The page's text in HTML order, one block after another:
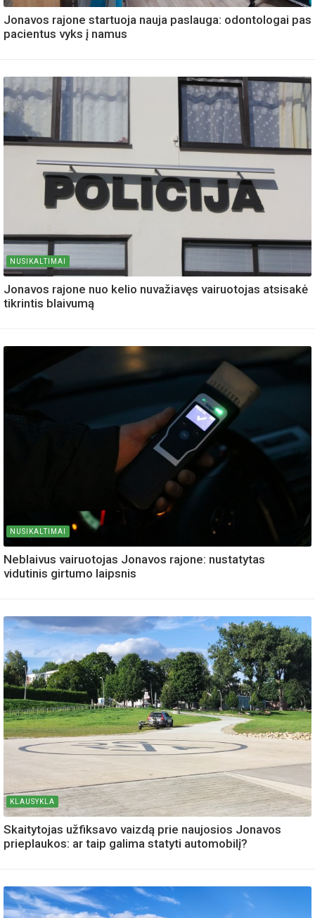
Jonavos rajone startuoja nauja paslauga: odontologai pas
pacientus vyks į namus
NUSIKALTIMAI
Jonavos rajone nuo kelio nuvažiavęs vairuotojas atsisakė
tikrintis blaivumą
NUSIKALTIMAI
Neblaivus vairuotojas Jonavos rajone: nustatytas
vidutinis girtumo laipsnis
KLAUSYKLA
Skaitytojas užfiksavo vaizdą prie naujosios Jonavos
prieplaukos: ar taip galima statyti automobilį?